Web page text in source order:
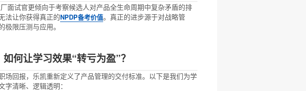
面试官更倾向于考察候选人对产品全生命周期中复杂矛盾的排
法让你获得真正的NPDP备考价值。真正的进步源于对战略管
限压测与应用。
何让学习效果“转亏为盈”？
场回报，乐凯重新定义了产品管理的交付标准。以下是我们为学
字清晰、逻辑透明：